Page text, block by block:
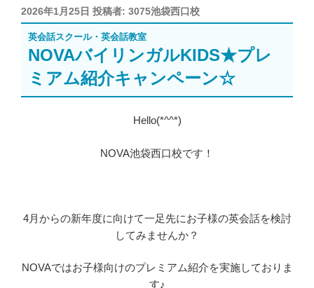
投
稿
日:
2026年1月25日 投稿者: 3075池袋西口校
英会話スクール・英会話教室
NOVAバイリンガルKIDS★プレ
ミアム紹介キャンペーン☆
Hello(*^^*)
NOVA池袋西口校です！
4月からの新年度に向けて一足先にお子様の英会話を検討
してみませんか？
NOVAではお子様向けのプレミアム紹介を実施しておりま
す♪